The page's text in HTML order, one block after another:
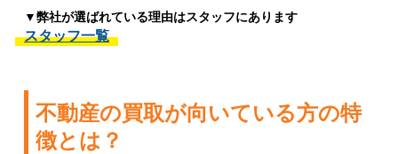
▼弊社が選ばれている理由はスタッフにあります
スタッフ一覧
不動産の買取が向いている方の特
徴とは？